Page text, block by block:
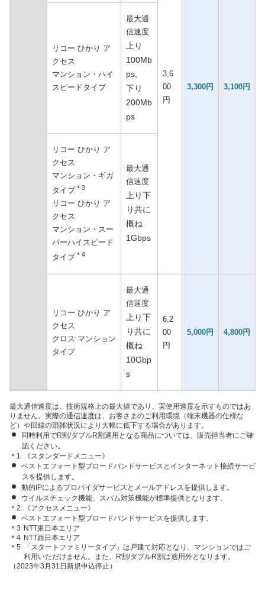
3,6
00
円
3,300円 3,100円
リコー ひかり ア
クセス
マンション・ハイ
スピードタイプ
最大通
信速度
上り
100Mb
ps,
下り
200Mb
ps
リコー ひかり ア
クセス
マンション・ギガ
タイプ＊3
リコー ひかり ア
クセス
マンション・スー
パーハイスピード
タイプ＊4
最大通
信速度
上り下
り共に
概ね
1Gbps
リコー ひかり ア
クセス
クロス マンション
タイプ
最大通
信速度
上り下
り共に
概ね
10Gbp
s
6,2
00
円
5,000円 4,800円
最大通信速度は、技術規格上の最大値であり、実使用速度を示すものではあ
りません。実際の通信速度は、お客さまのご利用環境（端末機器の仕様な
ど）や回線の混雑状況により大幅に低下する場合があります。
同時利用でR割/ダブルR割適用となる商品については、販売担当者にご確
認ください。
＊1
《スタンダードメニュー》
ベストエフォート型ブロードバンドサービスとインターネット接続サービ
スを提供します。
動的IPによるプロバイダサービスとメールアドレスを提供します。
ウイルスチェック機能、スパム対策機能が標準提供となります。
＊2
《アクセスメニュー》
ベストエフォート型ブロードバンドサービスを提供します。
＊3 NTT東日本エリア
＊4 NTT西日本エリア
＊5
「スタートファミリータイプ」は戸建て対応となり、マンションではご
利用いただけません。また、R割/ダブルR割は適用外となります。
（2023年3月31日新規申込停止）